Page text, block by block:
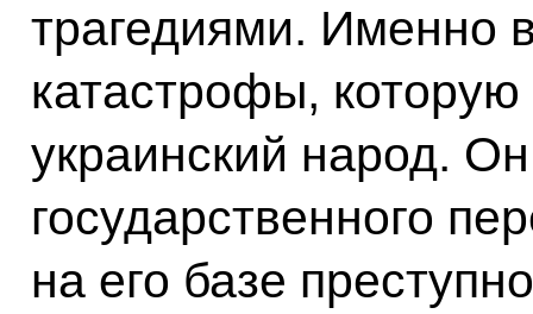
трагедиями. Именно
катастрофы,
украинский народ.
государственного
на его базе